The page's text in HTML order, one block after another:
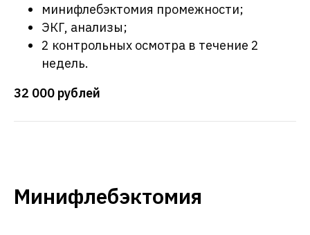
минифлебэктомия промежности;
ЭКГ, анализы;
2 контрольных осмотра в течение 2
недель.
32 000 рублей
Минифлебэктомия